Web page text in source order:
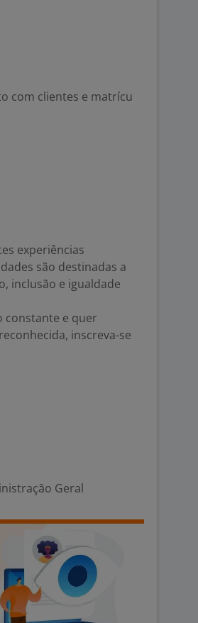
com clientes e matrícu
experiências
são destinadas a
inclusão e igualdade
constante e quer
inscreva-se
Geral